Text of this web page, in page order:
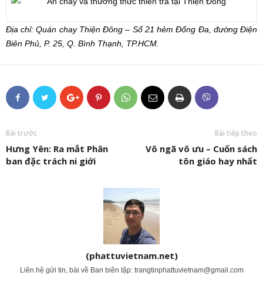
Địa chỉ: Quán chay Thiện Đông – Số 21 hẻm Đống Đa, đường Điện
Biên Phủ, P. 25, Q. Bình Thạnh, TP.HCM.
Bài trước
Hưng Yên: Ra mắt Phân
ban đặc trách ni giới
Bài tiếp theo
Vô ngã vô ưu – Cuốn sách
tôn giáo hay nhất
(phattuvietnam.net)
Liên hệ gửi tin, bài về Ban biên tập: trangtinphattuvietnam@gmail.com